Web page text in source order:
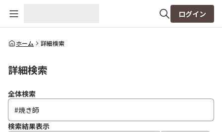
全体検索
ログイン
ホーム 詳細検索
詳細検索
全体検索
検索結果表示